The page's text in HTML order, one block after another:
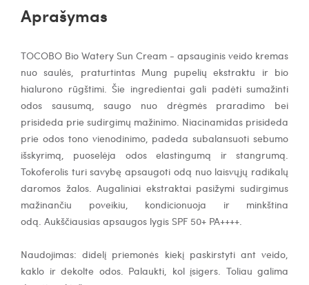
Aprašymas
TOCOBO Bio Watery Sun Cream - apsauginis veido kremas
nuo saulės, praturtintas Mung pupelių ekstraktu ir bio
hialurono rūgštimi. Šie ingredientai gali padėti sumažinti
odos sausumą, saugo nuo drėgmės praradimo bei
prisideda prie sudirgimų mažinimo. Niacinamidas prisideda
prie odos tono vienodinimo, padeda subalansuoti sebumo
išskyrimą
puoselėja odos elastingumą ir stangrumą
Tokoferolis turi savybę apsaugoti odą nuo laisvųjų radikalų
daromos žalos. Augaliniai ekstraktai pasižymi sudirgimus
mažinančiu poveikiu, kondicionuoja ir minkština
odą. Aukščiausias apsaugos lygis SPF 50+ PA++++.
Naudojimas: didelį priemonės kiekį paskirstyti ant veido,
kaklo ir dekolte odos. Palaukti, kol įsigers. Toliau galima